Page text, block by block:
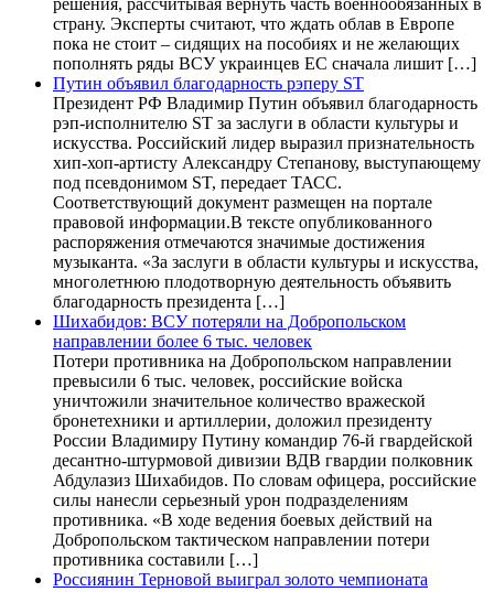
решения, рассчитывая вернуть часть военнообязанных в
страну. Эксперты считают, что ждать облав в Европе
пока не стоит – сидящих на пособиях и не желающих
пополнять ряды ВСУ украинцев ЕС сначала лишит […]
Путин объявил благодарность рэперу ST
Президент РФ Владимир Путин объявил благодарность
рэп-исполнителю ST за заслуги в области культуры и
искусства. Российский лидер выразил признательность
хип-хоп-артисту Александру Степанову, выступающему
под псевдонимом ST, передает ТАСС.
Соответствующий документ размещен на портале
правовой информации.В тексте опубликованного
распоряжения отмечаются значимые достижения
музыканта. «За заслуги в области культуры и искусства,
многолетнюю плодотворную деятельность объявить
благодарность президента […]
Шихабидов: ВСУ потеряли на Добропольском
направлении более 6 тыс. человек
Потери противника на Добропольском направлении
превысили 6 тыс. человек, российские войска
уничтожили значительное количество вражеской
бронетехники и артиллерии, доложил президенту
России Владимиру Путину командир 76-й гвардейской
десантно-штурмовой дивизии ВДВ гвардии полковник
Абдулазиз Шихабидов. По словам офицера, российские
силы нанесли серьезный урон подразделениям
противника. «В ходе ведения боевых действий на
Добропольском тактическом направлении потери
противника составили […]
Россиянин Терновой выиграл золото чемпионата